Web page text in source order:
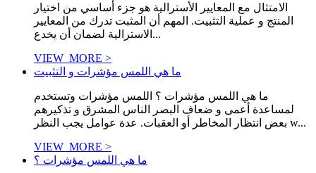
الامتثال مع المعايير الأسترالية هو جزء أساسي من اختيار
المنتج و عملية التثبيت. المهم أن المثبت تدرك من المعايير
الاسترالية لضمان أن يخدع...
VIEW_MORE >
ما هي اللمس مؤشرات و التثبيت
ما هي اللمس مؤشرات ؟ اللمس مؤشرات وتستخدم
لمساعدة أعمى و ضعاف البصر الناس المشرق و تذكيرهم
بعض انتظار المخاطر أو العقبات. عدة عوامل يجب النظر w...
VIEW_MORE >
ما هي اللمس مؤشرات ؟